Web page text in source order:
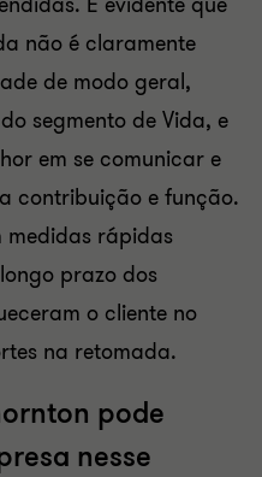
não é claramente
de modo geral,
segmento de Vida, e
em se comunicar e
contribuição e função.
medidas rápidas
prazo dos
o cliente no
na retomada.
pode
nesse